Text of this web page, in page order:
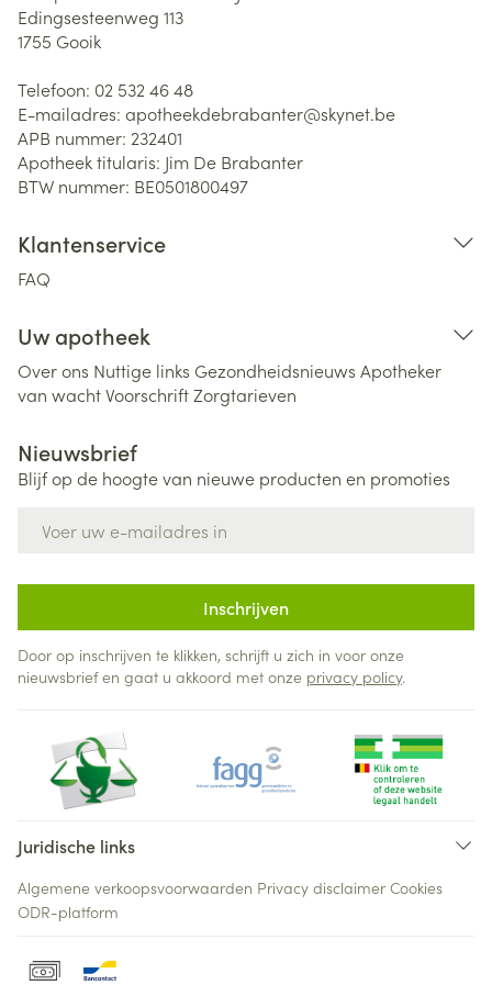
Edingsesteenweg 113
1755 Gooik
Telefoon: 02 532 46 48
E-mailadres: apotheekdebrabanter@skynet.be
APB nummer: 232401
Apotheek titularis: Jim De Brabanter
BTW nummer: BE0501800497
Klantenservice
FAQ
Uw apotheek
Over ons Nuttige links Gezondheidsnieuws Apotheker
van wachtVoorschriftZorgtarieven
Nieuwsbrief
Blijf op de hoogte van nieuwe producten en promoties
Inschrijven
Door op inschrijven te klikken, schrijft u zich in voor onze
nieuwsbrief en gaat u akkoord met onze privacy policy.
Juridische links
Algemene verkoopsvoorwaarden Privacy disclaimer Cookies
ODR-platform